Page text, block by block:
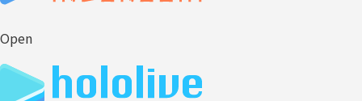
Open